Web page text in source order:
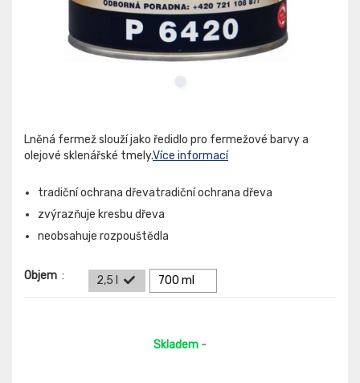
Lněná fermež slouží jako ředidlo pro fermežové barvy a
olejové sklenářské tmely.Více informací
tradiční ochrana dřevatradiční ochrana dřeva
zvýrazňuje kresbu dřeva
neobsahuje rozpouštědla
Objem : 2,5 l 700 ml
Skladem -